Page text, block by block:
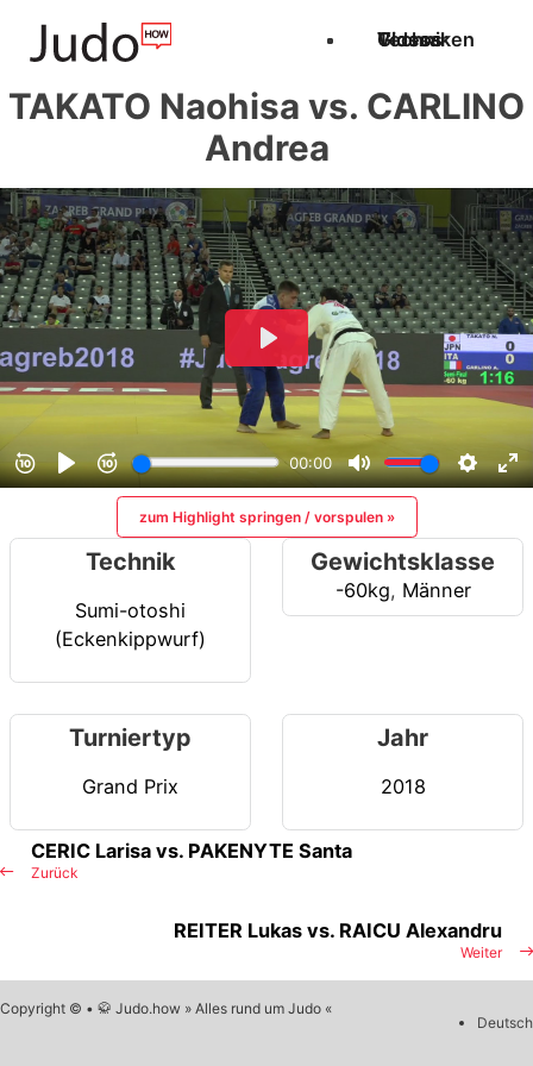
Techniken
Videos
Glossar
TAKATO Naohisa vs. CARLINO
Andrea
zum Highlight springen / vorspulen »
Technik
Sumi-otoshi
(Eckenkippwurf)
Gewichtsklasse
-60kg, Männer
Turniertyp
Grand Prix
Jahr
2018
Zurück
CERIC Larisa vs. PAKENYTE Santa
Weiter
REITER Lukas vs. RAICU Alexandru
Copyright © • 🥋 Judo.how » Alles rund um Judo «
Deutsch